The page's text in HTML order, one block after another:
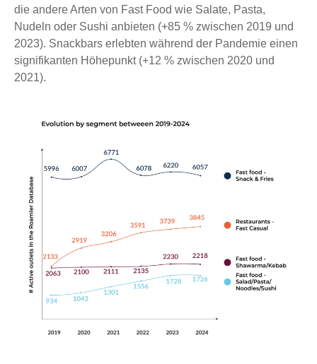
die andere Arten von Fast Food wie Salate, Pasta,
Nudeln oder Sushi anbieten (+85 % zwischen 2019 und
2023). Snackbars erlebten während der Pandemie einen
signifikanten Höhepunkt (+12 % zwischen 2020 und
2021).